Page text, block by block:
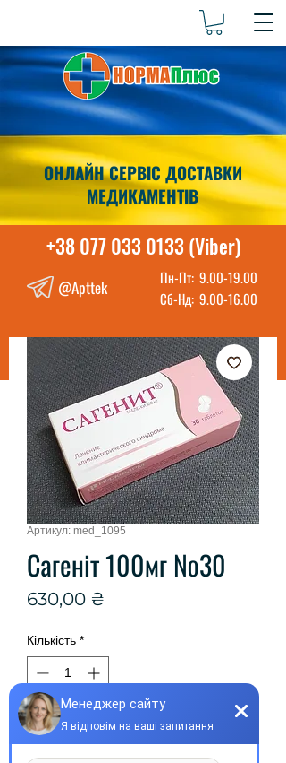
ОНЛАЙН СЕРВІС ДОСТАВКИ
МЕДИКАМЕНТІВ
+38 077 033 0133 (Viber)
@Apttek Пн-Пт: 9.00-19.00
Сб-Нд: 9.00-16.00
Артикул: med_1095
Сагеніт 100мг №30
630,00 ₴
Кількість *
Купити